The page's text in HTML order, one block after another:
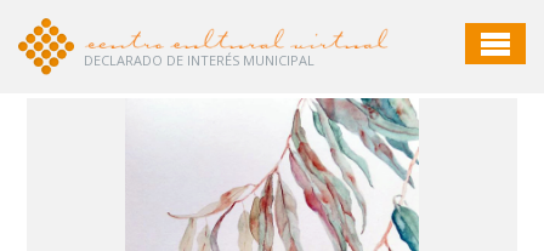
DECLARADO DE INTERÉS MUNICIPAL